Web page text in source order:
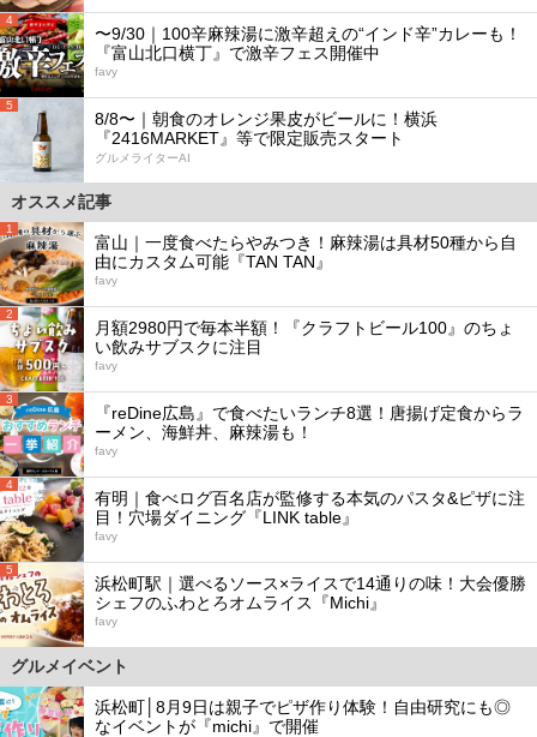
4
〜9/30｜100辛麻辣湯に激辛超えの“インド辛”カレーも！
『富山北口横丁』で激辛フェス開催中
favy
5
8/8〜｜朝食のオレンジ果皮がビールに！横浜
『2416MARKET』等で限定販売スタート
グルメライターAI
オススメ記事
1
富山｜一度食べたらやみつき！麻辣湯は具材50種から自
由にカスタム可能『TAN TAN』
favy
2
月額2980円で毎本半額！『クラフトビール100』のちょ
い飲みサブスクに注目
favy
3
『reDine広島』で食べたいランチ8選！唐揚げ定食からラ
ーメン、海鮮丼、麻辣湯も！
favy
4
有明｜食べログ百名店が監修する本気のパスタ&ピザに注
目！穴場ダイニング『LINK table』
favy
5
浜松町駅｜選べるソース×ライスで14通りの味！大会優勝
シェフのふわとろオムライス『Michi』
favy
グルメイベント
浜松町│8月9日は親子でピザ作り体験！自由研究にも◎
なイベントが『michi』で開催